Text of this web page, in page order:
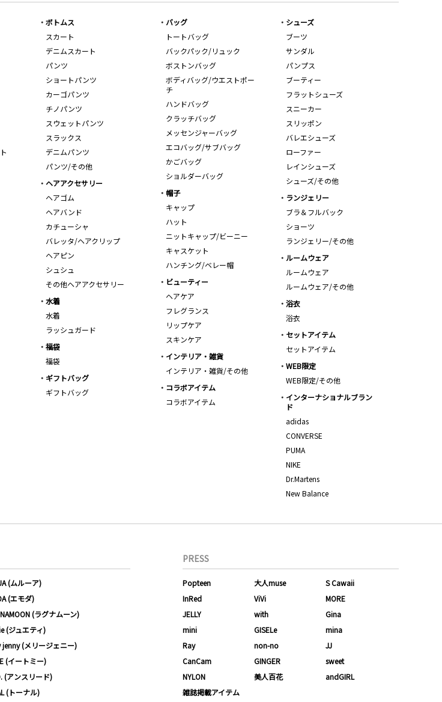
ボトムス
スカート
デニムスカート
パンツ
ショートパンツ
カーゴパンツ
チノパンツ
スウェットパンツ
スラックス
デニムパンツ
パンツ/その他
バッグ
トートバッグ
バックパック/リュック
ボストンバッグ
ボディバッグ/ウエストポー
チ
ハンドバッグ
クラッチバッグ
メッセンジャーバッグ
エコバッグ/サブバッグ
かごバッグ
ショルダーバッグ
シューズ
ブーツ
サンダル
パンプス
ブーティー
フラットシューズ
スニーカー
スリッポン
バレエシューズ
ローファー
レインシューズ
シューズ/その他
ヘアアクセサリー
ヘアゴム
ヘアバンド
カチューシャ
バレッタ/ヘアクリップ
ヘアピン
シュシュ
その他ヘアアクセサリー
帽子
キャップ
ハット
ニットキャップ/ビーニー
キャスケット
ハンチング/ベレー帽
ランジェリー
ブラ＆フルバック
ショーツ
ランジェリー/その他
ルームウェア
ルームウェア
ルームウェア/その他
ビューティー
ヘアケア
フレグランス
リップケア
スキンケア
水着
水着
ラッシュガード
浴衣
浴衣
セットアイテム
セットアイテム
福袋
福袋
インテリア・雑貨
インテリア・雑貨/その他
WEB限定
WEB限定/その他
ギフトバッグ
ギフトバッグ
コラボアイテム
コラボアイテム
インターナショナルブラン
ド
adidas
CONVERSE
PUMA
NIKE
Dr.Martens
New Balance
(ムルーア)
(エモダ)
(ラグナムーン)
(ジュエティ)
jenny (メリージェニー)
(イートミー)
(アンスリード)
(トーナル)
PRESS
Popteen 大人muse
S Cawaii
InRed
ViVi
MORE
JELLY
with
Gina
mini
GISELe
mina
Ray
non-no
JJ
CanCam
GINGER
sweet
NYLON
美人百花
andGIRL
雑誌掲載アイテム